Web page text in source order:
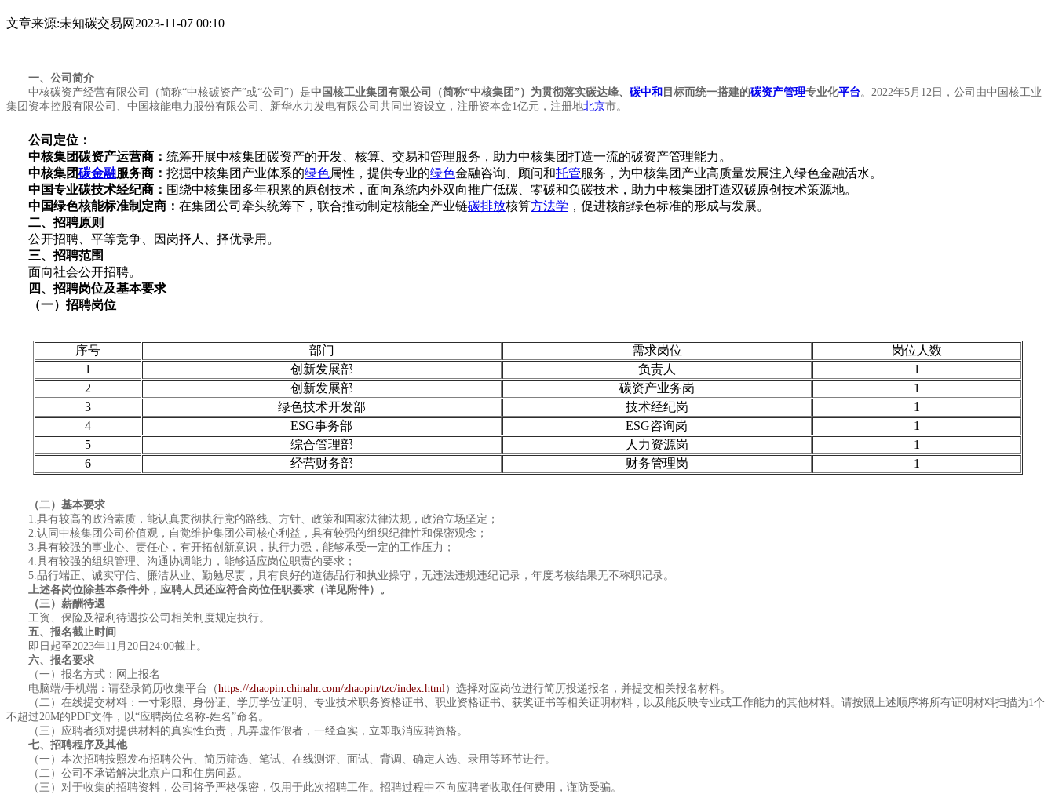
文章来源:未知碳交易网 2023-11-07 00:10
一、公司简介
中核碳资产经营有限公司（简称“中核碳资产”或“公司”）是中国核工业集团有限公司（简称“中核集团”）为贯彻落实碳达峰、 碳中和 目标而统一搭建的碳资产管理专业化平台 。2022年5月12日，公司由中国核工业
集团资本控股有限公司、中国核能电力股份有限公司、新华水力发电有限公司共同出资设立，注册资本金1亿元，注册地北京市。
公司定位：
中核集团碳资产运营商： 统筹开展中核集团碳资产的开发、核算、交易和管理服务，助力中核集团打造一流的碳资产管理能力。
中核集团碳金融服务商： 挖掘中核集团产业体系的绿色属性，提供专业的绿色金融咨询、顾问和托管服务，为中核集团产业高质量发展注入绿色金融活水。
中国专业碳技术经纪商： 围绕中核集团多年积累的原创技术，面向系统内外双向推广低碳、零碳和负碳技术，助力中核集团打造双碳原创技术策源地。
中国绿色核能标准制定商： 在集团公司牵头统筹下，联合推动制定核能全产业链碳排放核算方法学 ，促进核能绿色标准的形成与发展。
二、招聘原则
公开招聘、平等竞争、因岗择人、择优录用。
三、招聘范围
面向社会公开招聘。
四、招聘岗位及基本要求
（一）招聘岗位
序号 部门 需求岗位
岗位人数
1
创新发展部 负责人
1
2
创新发展部 碳资产业务岗
1
3
绿色技术开发部 技术经纪岗
1
4
ESG事务部 ESG咨询岗
1
5
综合管理部 人力资源岗
1
6
经营财务部 财务管理岗 1
（二）基本要求
1.具有较高的政治素质，能认真贯彻执行党的路线、方针、政策和国家法律法规，政治立场坚定；
2.认同中核集团公司价值观，自觉维护集团公司核心利益，具有较强的组织纪律性和保密观念；
3.具有较强的事业心、责任心，有开拓创新意识，执行力强，能够承受一定的工作压力；
4.具有较强的组织管理、沟通协调能力，能够适应岗位职责的要求；
5.品行端正、诚实守信、廉洁从业、勤勉尽责，具有良好的道德品行和执业操守，无违法违规违纪记录，年度考核结果无不称职记录。
上述各岗位除基本条件外，应聘人员还应符合岗位任职要求（详见附件）。
（三）薪酬待遇
工资、保险及福利待遇按公司相关制度规定执行。
五、报名截止时间
即日起至2023年11月20日24:00截止。
六、报名要求
（一）报名方式：网上报名
电脑端/手机端：请登录简历收集平台（https://zhaopin.chinahr.com/zhaopin/tzc/index.html ）选择对应岗位进行简历投递报名，并提交相关报名材料。
（二）在线提交材料：一寸彩照、身份证、学历学位证明、专业技术职务资格证书、职业资格证书、获奖证书等相关证明材料，以及能反映专业或工作能力的其他材料。请按照上述顺序将所有证明材料扫描为1个
不超过20M的PDF文件，以“应聘岗位名称-姓名”命名。
（三）应聘者须对提供材料的真实性负责，凡弄虚作假者，一经查实，立即取消应聘资格。
七、招聘程序及其他
（一）本次招聘按照发布招聘公告、简历筛选、笔试、在线测评、面试、背调、确定人选、录用等环节进行。
（二）公司不承诺解决北京户口和住房问题。
（三）对于收集的招聘资料，公司将予严格保密，仅用于此次招聘工作。招聘过程中不向应聘者收取任何费用，谨防受骗。